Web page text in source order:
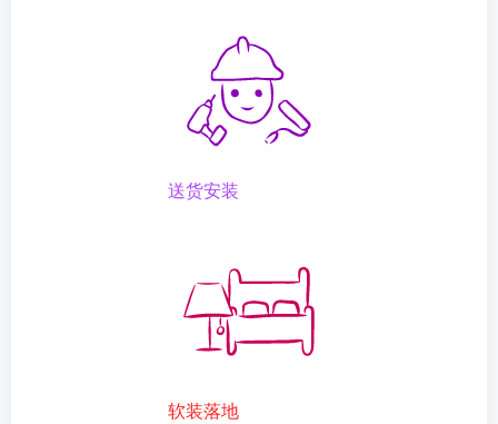
送货安装
软装落地